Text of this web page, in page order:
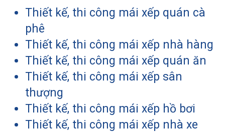
Thiết kế, thi công mái xếp quán cà
phê
Thiết kế, thi công mái xếp nhà hàng
Thiết kế, thi công mái xếp quán ăn
Thiết kế, thi công mái xếp sân
thượng
Thiết kế, thi công mái xếp hồ bơi
Thiết kế, thi công mái xếp nhà xe